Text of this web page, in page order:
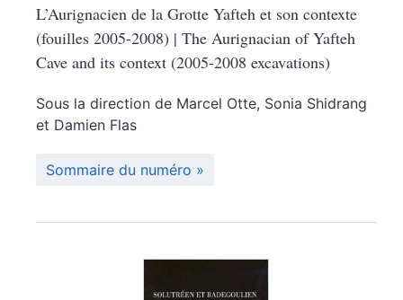
L’Aurignacien de la Grotte Yafteh et son contexte
(fouilles 2005-2008) | The Aurignacian of Yafteh
Cave and its context (2005-2008 excavations)
Sous la direction de Marcel Otte, Sonia Shidrang
et Damien Flas
Sommaire du numéro